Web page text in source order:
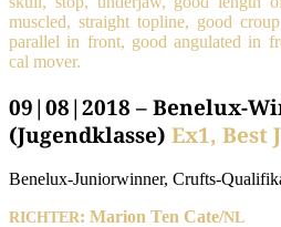
mus­cled, straight topli­ne, good
par­al­lel in front, good angu­la­ted in
cal mover.
09|08|2018 – Benelux-
(Jugendklasse) Ex1, Best
Bene­lux-Junior­win­ner, Crufts-
RICHTER: Mari­on Ten Cate/NL